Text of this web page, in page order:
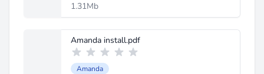
1.31Mb
Amanda install.pdf
Amanda